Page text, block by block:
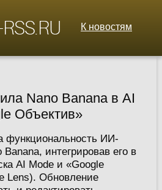
К новостям
Nano Banana в AI
Объектив»
функциональность ИИ-
интегрировав его в
AI Mode и «Google
Lens). Обновление